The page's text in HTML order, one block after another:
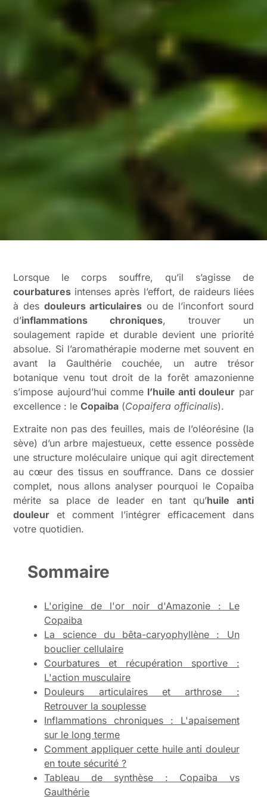
Lorsque le corps souffre, qu’il s’agisse de
courbatures intenses après l’effort, de raideurs liées
à des douleurs articulaires ou de l’inconfort sourd
d’inflammations chroniques, trouver un
soulagement rapide et durable devient une priorité
absolue. Si l’aromathérapie moderne met souvent en
avant la Gaulthérie couchée, un autre trésor
botanique venu tout droit de la forêt amazonienne
s’impose aujourd’hui comme l’huile anti douleur par
excellence : leCopaiba (Copaifera officinalis).
Extraite non pas des feuilles, mais de l’oléorésine (la
sève) d’un arbre majestueux, cette essence possède
une structure moléculaire unique qui agit directement
au cœur des tissus en souffrance. Dans ce dossier
complet, nous allons analyser pourquoi le Copaiba
mérite sa place de leader en tant qu’huile anti
douleur et comment l’intégrer efficacement dans
votre quotidien.
Sommaire
L'origine de l'or noir d'Amazonie : Le
Copaiba
La science du bêta-caryophyllène : Un
bouclier cellulaire
Courbatures et récupération sportive :
L'action musculaire
Douleurs articulaires et arthrose :
Retrouver la souplesse
Inflammations chroniques : L'apaisement
sur le long terme
Comment appliquer cette huile anti douleur
en toute sécurité ?
Tableau de synthèse : Copaiba vs
Gaulthérie